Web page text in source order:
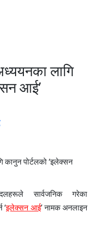
लागि
आई’
दलहरूले सार्वजनिक गरेका
‘इलेक्सन आई’ नामक अनलाइन